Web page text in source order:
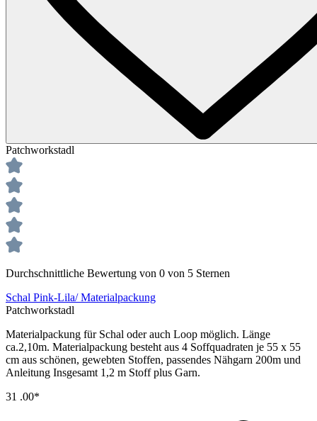
Patchworkstadl
Durchschnittliche Bewertung von 0 von 5 Sternen
Schal Pink-Lila/ Materialpackung
Patchworkstadl
Materialpackung für Schal oder auch Loop möglich. Länge
ca.2,10m. Materialpackung besteht aus 4 Soffquadraten je 55 x 55
cm aus schönen, gewebten Stoffen, passendes Nähgarn 200m und
Anleitung Insgesamt 1,2 m Stoff plus Garn.
31 .00*